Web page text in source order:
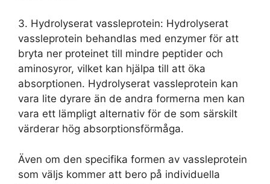
3. Hydrolyserat vassleprotein: Hydrolyserat
vassleprotein behandlas med enzymer för att
bryta ner proteinet till mindre peptider och
aminosyror, vilket kan hjälpa till att öka
absorptionen. Hydrolyserat vassleprotein kan
vara lite dyrare än de andra formerna men kan
vara ett lämpligt alternativ för de som särskilt
värderar hög absorptionsförmåga.
Även om den specifika formen av vassleprotein
som väljs kommer att bero på individuella